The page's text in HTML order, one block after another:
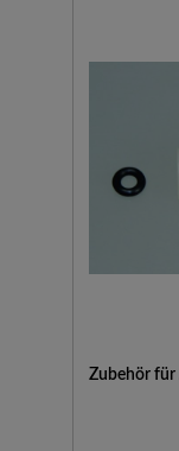
Zubehör für